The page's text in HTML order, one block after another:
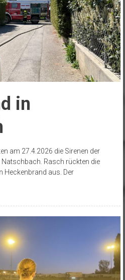
in
am 27.4.2026 die Sirenen der
Rasch rückten die
Heckenbrand aus. Der